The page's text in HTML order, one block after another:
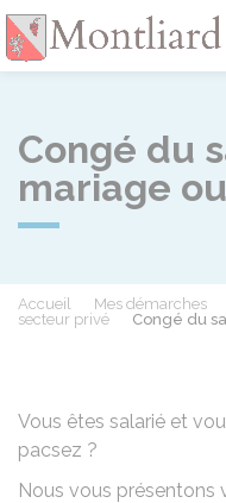
Congé du
mariage
Accueil Mes démarches
secteur privé
Congé du
Vous êtes salarié et
pacsez ?
Nous vous présentons